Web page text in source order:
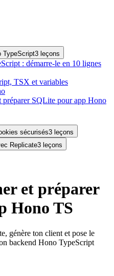
TypeScript3 leçons
: démarre-le en 10 lignes
TSX et variables
préparer SQLite pour app Hono
sécurisés3 leçons
Replicate3 leçons
et préparer
Hono TS
génère ton client et pose le
backend Hono TypeScript